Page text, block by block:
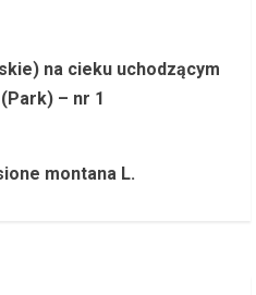
na cieku uchodzącym
– nr 1
montana L.